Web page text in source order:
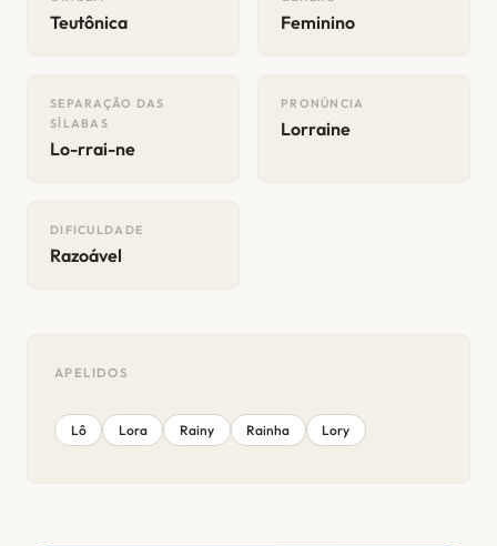
Teutônica Feminino
SEPARAÇÃO DAS
SÍLABAS
Lo-rrai-ne
PRONÚNCIA
Lorraine
DIFICULDADE
Razoável
APELIDOS
Lô Lora Rainy Rainha Lory